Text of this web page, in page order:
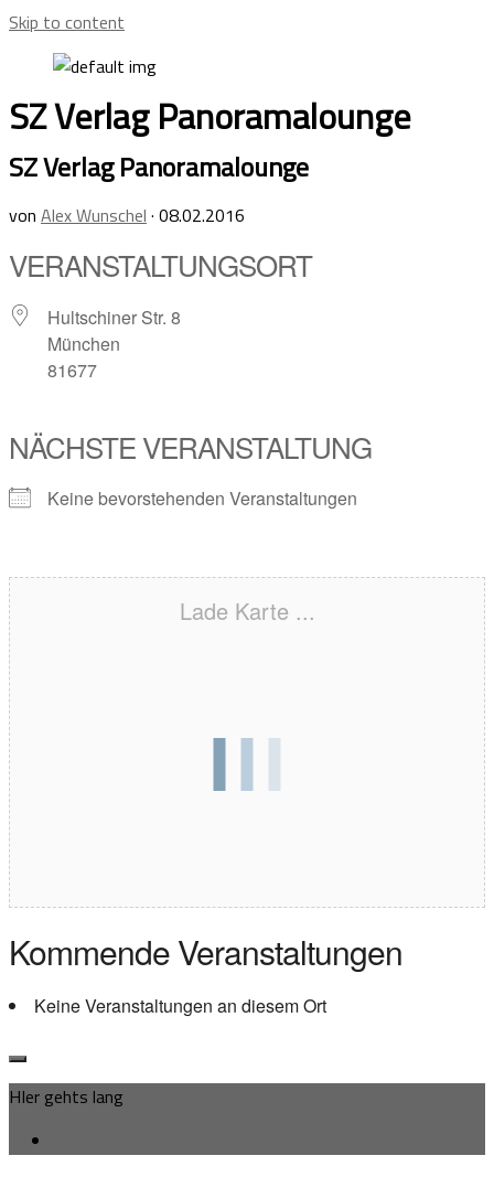
Skip to content
SZ Verlag Panoramalounge
SZ Verlag Panoramalounge
von Alex Wunschel · 08.02.2016
VERANSTALTUNGSORT
Hultschiner Str. 8
München
81677
NÄCHSTE VERANSTALTUNG
Keine bevorstehenden Veranstaltungen
Lade Karte ...
Kommende Veranstaltungen
Keine Veranstaltungen an diesem Ort
HIer gehts lang